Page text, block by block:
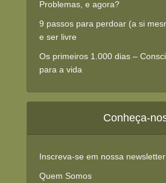
Problemas, e agora?
9 passos para perdoar (a si
e ser livre
Os primeiros 1.000 dias –
para a vida
Conheça-
Inscreva-se em nossa
Quem Somos